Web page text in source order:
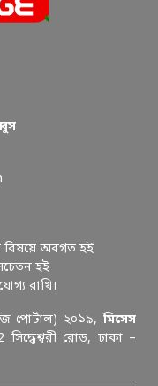
বিষয়ে অবগত হই
হই
রাখি।
পোর্টাল) ২০১৯, মিসেস
রোড, ঢাকা –